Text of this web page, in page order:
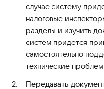
случае систему
налоговые
разделы и изучить
систем придется
самостоятельно
технические
Передавать